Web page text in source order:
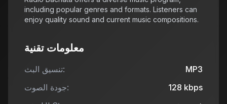
including popular genres and formats. Listeners can
enjoy quality sound and current music compositions.
معلومات تقنية
تنسيق البث:
MP3
جودة الصوت:
128 kbps